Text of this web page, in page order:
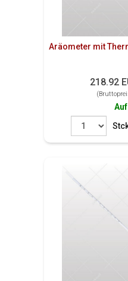
Aräometer mit
218.92